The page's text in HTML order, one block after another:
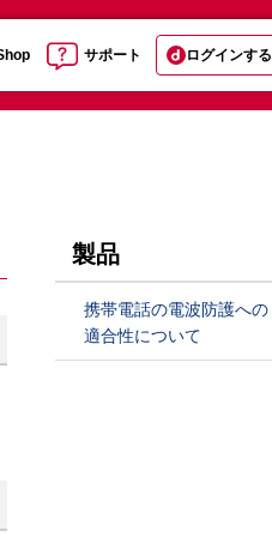
サポート ログインする
製品
携帯電話の電波防護への
適合性について